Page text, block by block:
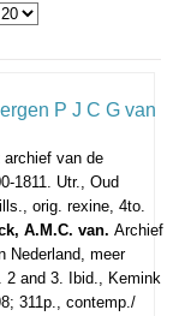
archief van de
1811. Utr., Oud
orig. rexine, 4to.
A.M.C. van. Archief
Nederland, meer
2 and 3. Ibid., Kemink
311p., contemp./